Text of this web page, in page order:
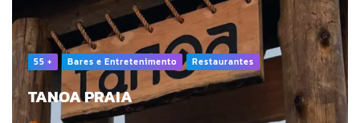
55 + Bares e Entretenimento Restaurantes
TANOA PRAIA